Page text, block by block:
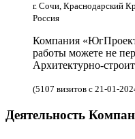
г. Сочи, Краснодарский
Россия
Компания
работы можете не
Архитектурно-
(5107 визитов с 21-01-
Деятельность